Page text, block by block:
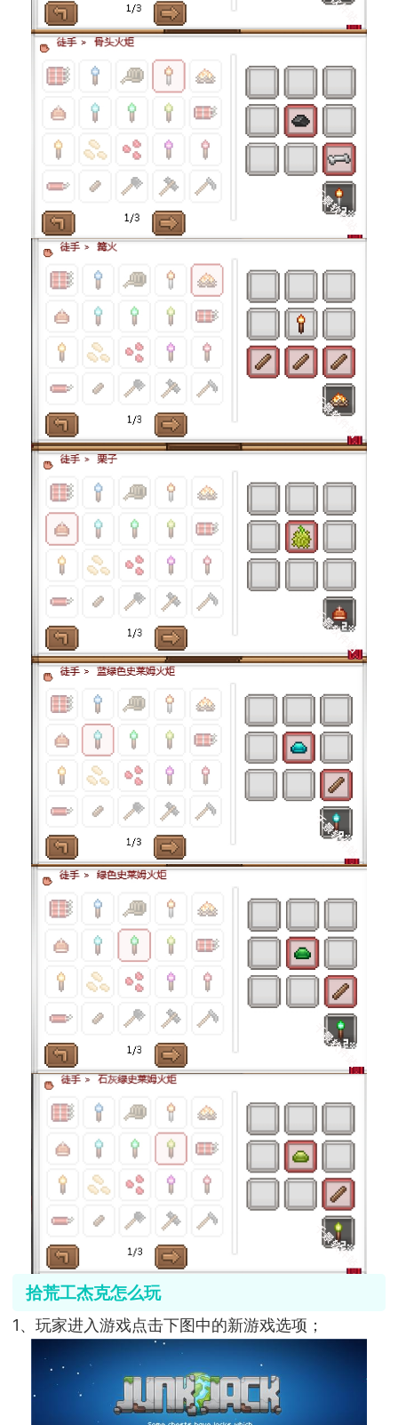
拾荒工杰克怎么玩
1、玩家进入游戏点击下图中的新游戏选项；